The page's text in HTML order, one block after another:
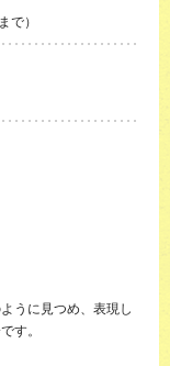
で）
うに見つめ、表現し
す。